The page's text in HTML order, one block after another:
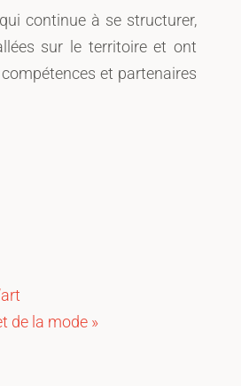
continue à se structurer,
sur le territoire et ont
et partenaires
de la mode »